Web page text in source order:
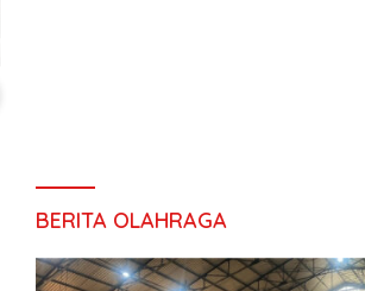
BERITA OLAHRAGA